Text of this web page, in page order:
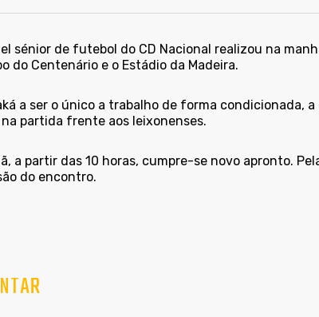
sénior de futebol do CD Nacional realizou na
do Centenário e o Estádio da Madeira.
a ser o único a trabalho de forma condicionada,
na partida frente aos leixonenses.
a partir das 10 horas, cumpre-se novo apronto.
do encontro.